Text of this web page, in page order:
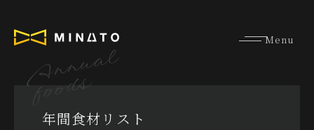
年間食材リスト
Annual
foods